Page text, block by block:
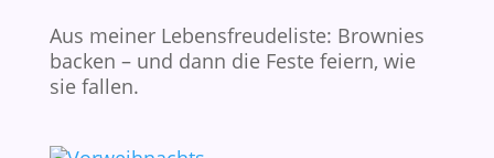
Aus meiner Lebensfreudeliste: Brownies
backen – und dann die Feste feiern, wie
sie fallen.